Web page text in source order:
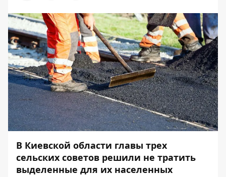
В Киевской области главы трех
сельских советов решили не тратить
выделенные для их населенных